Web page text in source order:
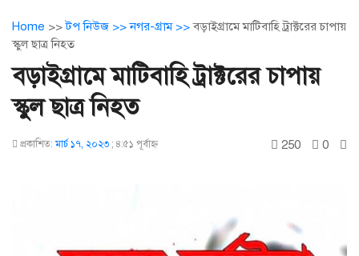
Home >>টপ নিউজ >>নগর-গ্রাম >>বড়াইগ্রামে মাটিবাহি ট্রাক্টরের চাপায়
স্কুল ছাত্র নিহত
বড়াইগ্রামে মাটিবাহি ট্রাক্টরের চাপায়
স্কুল ছাত্র নিহত
প্রকাশিত:মার্চ ১৭, ২০২৩ ; ৪:৫১ পূর্বাহ্ণ 250 0